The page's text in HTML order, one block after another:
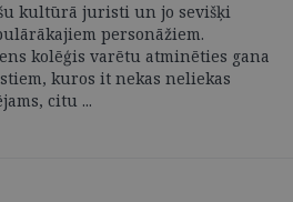
kultūrā juristi un jo sevišķi
personāžiem.
kolēģis varētu atminēties gana
kuros it nekas neliekas
citu ...